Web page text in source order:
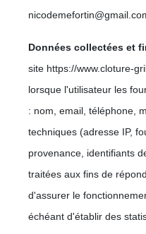
Données collectées et
site https://www.cloture-
lorsque l'utilisateur les
: nom, email, téléphone,
techniques (adresse IP,
provenance, identifiants
traitées aux fins de
d'assurer le
échéant d'établir des